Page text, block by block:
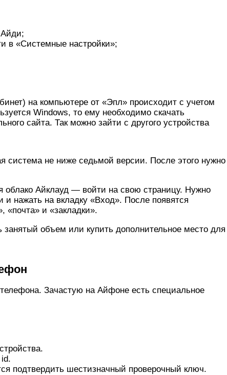
в «Системные настройки»;
на компьютере от «Эпл» происходит с учетом
Windows, то ему необходимо скачать
сайта. Так можно зайти с другого устройства
система не ниже седьмой версии. После этого нужно
облако Айклауд — войти на свою страницу. Нужно
нажать на вкладку «Вход». После появятся
«почта» и «закладки».
занятый объем или купить дополнительное место для
Зачастую на Айфоне есть специальное
подтвердить шестизначный проверочный ключ.